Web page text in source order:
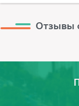
Отзывы